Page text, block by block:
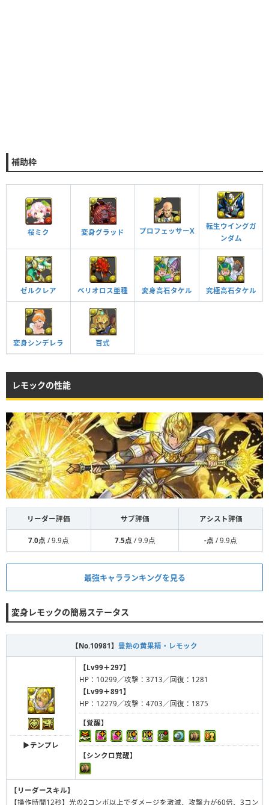
補助枠
桜ミク 変身グラッド プロフェッサーX
転生ウイングガ
ンダム
ゼルクレア ベリオロス亜種 変身高石タケル 究極高石タケル
変身シンデレラ 百式
レモックの性能
リーダー評価 サブ評価 アシスト評価
7.0点 / 9.9点 7.5点 / 9.9点 -点 / 9.9点
最強キャラランキングを見る
変身レモックの簡易ステータス
【No.10981】 豊熟の黄果精・レモック
▶︎テンプレ
【Lv99＋297】
HP：10299／攻撃：3713／回復：1281
【Lv99＋891】
HP：12279／攻撃：4703／回復：1875
【覚醒】
【シンクロ覚醒】
【リーダースキル】
【操作時間12秒】光の2コンボ以上でダメージを激減、攻撃力が60倍、3コン